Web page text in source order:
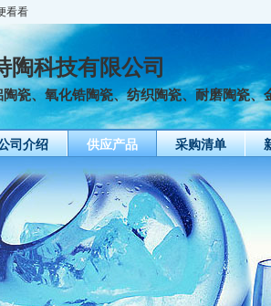
看看
陶科技有限公司
瓷、氧化锆陶瓷、纺织陶瓷、耐磨陶瓷、
司介绍 供应产品 采购清单